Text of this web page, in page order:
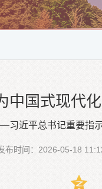
中国式现代
近平总书记重要指
布时间：2026-05-18